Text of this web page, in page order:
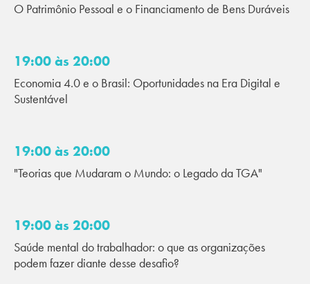
O Patrimônio Pessoal e o Financiamento de Bens Duráveis
19:00 às 20:00
Economia 4.0 e o Brasil: Oportunidades na Era Digital e
Sustentável
19:00 às 20:00
"Teorias que Mudaram o Mundo: o Legado da TGA"
19:00 às 20:00
Saúde mental do trabalhador: o que as organizações
podem fazer diante desse desafio?